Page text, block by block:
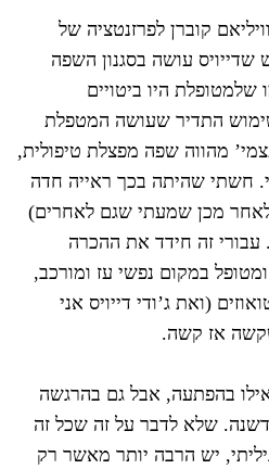
קוברן לפרזנטציה של
שדייויס עושה בסגנון השפה
היו ביטויים
התדיר שעושה המטפלת
מהווה שפה מפצלת טיפולית,
חשתי שהיתה בכך ראייה חדה
מכן שמעתי שגם לאחרים)
עבורי זה חידד את ההכרה
במקום נפשי עז ומורכב,
(ואת ג’ודי דייויס אני
אז קשה.
בהפתעה, אבל גם בהרגשה
שלא לדבר על זה שכל זה
יש הרבה יותר מאשר רק